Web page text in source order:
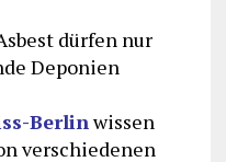
dürfen nur
Deponien
Berlinwissen
verschiedenen